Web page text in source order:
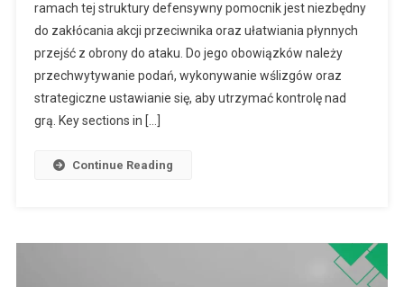
4:
Obowiązki
Pomocnika,
Przerywanie
ramach tej struktury defensywny pomocnik jest niezbędny
do zakłócania akcji przeciwnika oraz ułatwiania płynnych
przejść z obrony do ataku. Do jego obowiązków należy
przechwytywanie podań, wykonywanie wślizgów oraz
strategiczne ustawianie się, aby utrzymać kontrolę nad
grą. Key sections in […]
Continue Reading